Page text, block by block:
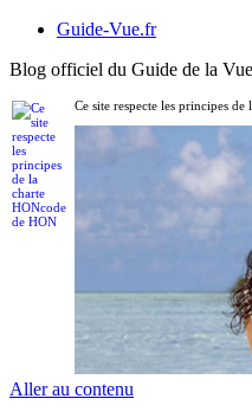
Guide-Vue.fr
Blog officiel du Guide de la Vue
Ce site respecte les principes de
Aller au contenu